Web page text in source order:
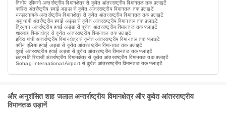
निनॉय एक्विनो अन्तर्राष्ट्रीय विमानक्षेत्र से कुवेत आंतरराष्ट्रीय विमानतळ तक फ़्लाइटें
काहिरा अंतर्राष्ट्रीय हवाई अड्डा से कुवेत आंतरराष्ट्रीय विमानतळ तक फ़्लाइटें
भण्डारनायके अन्तर्राष्ट्रीय विमानक्षेत्र से कुवेत आंतरराष्ट्रीय विमानतळ तक फ़्लाइटें
अबू धाबी अंतर्राष्ट्रीय हवाई अड्डा से कुवेत आंतरराष्ट्रीय विमानतळ तक फ़्लाइटें
त्रिभुवन अंतर्राष्ट्रीय हवाई अड्डा से कुवेत आंतरराष्ट्रीय विमानतळ तक फ़्लाइटें
शारजाह विमानक्षेत्र से कुवेत आंतरराष्ट्रीय विमानतळ तक फ़्लाइटें
इंदिरा गांधी अन्तर्राष्ट्रीय विमानक्षेत्र से कुवेत आंतरराष्ट्रीय विमानतळ तक फ़्लाइटें
क्वीन एलिया हवाई अड्डा से कुवेत आंतरराष्ट्रीय विमानतळ तक फ़्लाइटें
दुबई अंतरराष्ट्रीय हवाई अड्डा से कुवेत आंतरराष्ट्रीय विमानतळ तक फ़्लाइटें
छत्रपति शिवाजी अंतर्राष्ट्रीय विमानक्षेत्र से कुवेत आंतरराष्ट्रीय विमानतळ तक फ़्लाइटें
Sohag International Airport से कुवेत आंतरराष्ट्रीय विमानतळ तक फ़्लाइटें
और अनुशंसित शाह जलाल अन्तर्राष्ट्रीय विमानक्षेत्र और कुवेत आंतरराष्ट्रीय
विमानतळ उड़ानें